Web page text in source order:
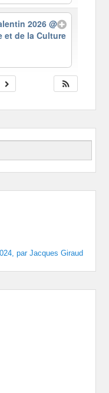
2026 @
et de la Culture
par Jacques Giraud